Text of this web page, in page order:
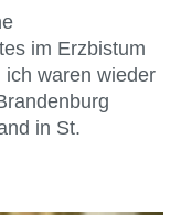
im Erzbistum
waren wieder
in St.